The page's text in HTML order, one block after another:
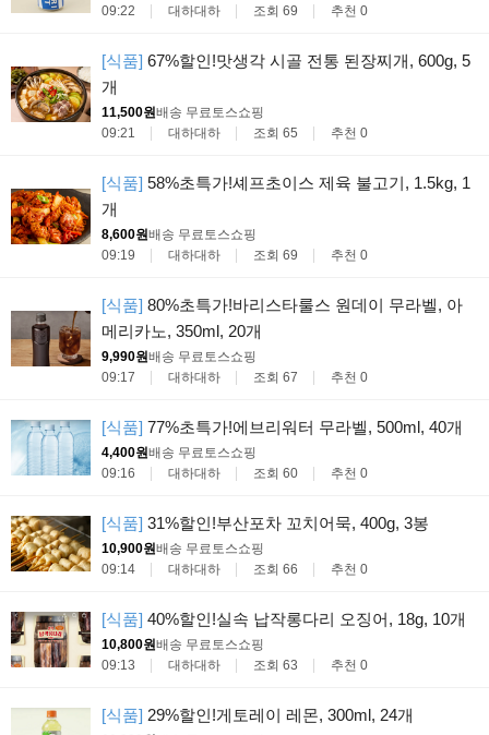
09:22
대하대하 조회 69 추천 0
[식품] 67%할인!맛생각 시골 전통 된장찌개, 600g, 5
개
11,500원배송 무료토스쇼핑
09:21
대하대하 조회 65 추천 0
[식품] 58%초특가!셰프초이스 제육 불고기, 1.5kg, 1
개
8,600원배송 무료토스쇼핑
09:19
대하대하 조회 69 추천 0
[식품] 80%초특가!바리스타룰스 원데이 무라벨, 아
메리카노, 350ml, 20개
9,990원배송 무료토스쇼핑
09:17
대하대하 조회 67 추천 0
[식품] 77%초특가!에브리워터 무라벨, 500ml, 40개
4,400원배송 무료토스쇼핑
09:16
대하대하 조회 60 추천 0
[식품] 31%할인!부산포차 꼬치어묵, 400g, 3봉
10,900원배송 무료토스쇼핑
09:14
대하대하 조회 66 추천 0
[식품] 40%할인!실속 납작롱다리 오징어, 18g, 10개
10,800원배송 무료토스쇼핑
09:13
대하대하 조회 63 추천 0
[식품] 29%할인!게토레이 레몬, 300ml, 24개